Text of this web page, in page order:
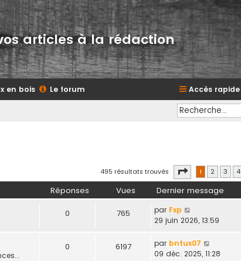
articles à la rédaction
en bois Le forum Accès rapide
495 résultats trouvés Page sur 20
1 2 3 4
Réponses Vues Dernier message
0 765 par Fxp
29 juin 2026, 13:59
0 6197 par bntux07
09 déc. 2025, 11:28